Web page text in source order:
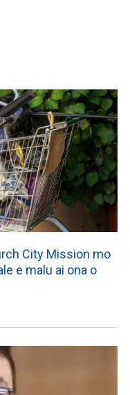
City Mission mo
e malu ai ona o